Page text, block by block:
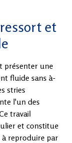
et
présenter une
fluide sans à-
stries
l'un des
travail
et constitue
reproduire par